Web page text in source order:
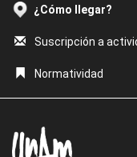
¿Cómo llegar?
Suscripción a
Normatividad